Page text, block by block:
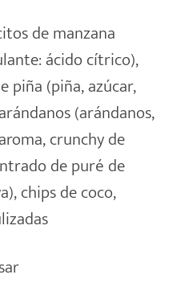
de manzana
ácido cítrico),
piña (piña, azúcar,
(arándanos,
crunchy de
de puré de
chips de coco,